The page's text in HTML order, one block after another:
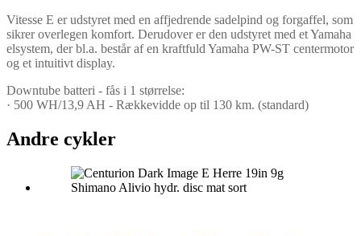
Vitesse E er udstyret med en affjedrende sadelpind og forgaffel, som
sikrer overlegen komfort. Derudover er den udstyret med et Yamaha
elsystem, der bl.a. består af en kraftfuld Yamaha PW-ST centermotor
og et intuitivt display.
Downtube batteri - fås i 1 størrelse:
· 500 WH/13,9 AH - Rækkevidde op til 130 km. (standard)
Andre cykler